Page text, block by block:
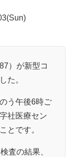
）が新型コ
た。
う午後6時ご
社医療セン
とです。
査の結果、